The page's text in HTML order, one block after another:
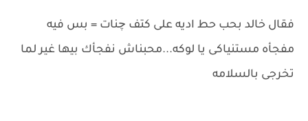
فقال خالد بحب حط اديه على كتف چنات = بس فيه
مفجأه مستنياكى يا لوكه...محبناش نفجأك بيها غير لما
تخرجى بالسلامه